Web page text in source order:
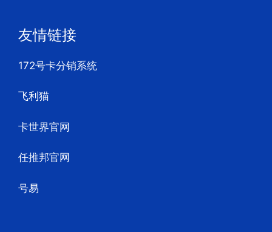
友情链接
172号卡分销系统
飞利猫
卡世界官网
任推邦官网
号易